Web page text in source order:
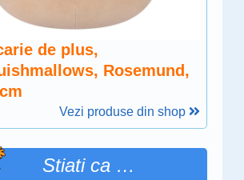
de plus,
Rosemund,
Vezi produse din shop
Stiati ca …